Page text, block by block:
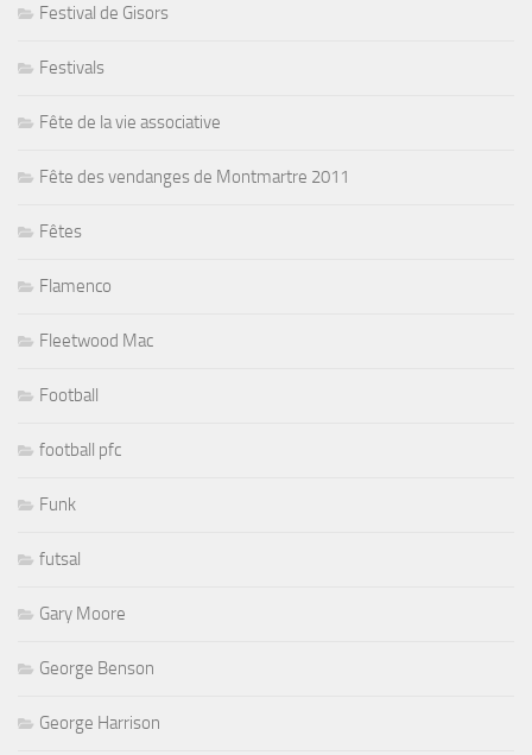
Festival de Gisors
Festivals
Fête de la vie associative
Fête des vendanges de Montmartre 2011
Fêtes
Flamenco
Fleetwood Mac
Football
football pfc
Funk
futsal
Gary Moore
George Benson
George Harrison